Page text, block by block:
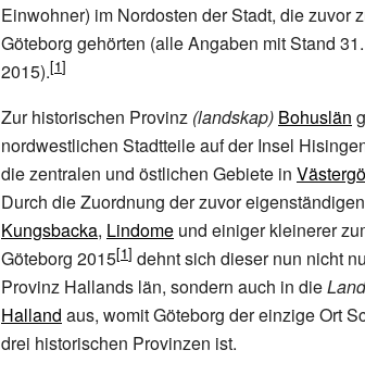
Einwohner) im Nordosten der Stadt, die zuvor
Göteborg gehörten (alle Angaben mit Stand
2015).
Zur historischen Provinz (landskap) Bohuslän
nordwestlichen Stadtteile auf der Insel
die zentralen und östlichen Gebiete in
Durch die Zuordnung der zuvor
Kungsbacka, Lindome und einiger kleinerer
Göteborg 2015
dehnt sich dieser nun nicht
Provinz Hallands län, sondern auch in die
Halland aus, womit Göteborg der einzige Ort
drei historischen Provinzen ist.